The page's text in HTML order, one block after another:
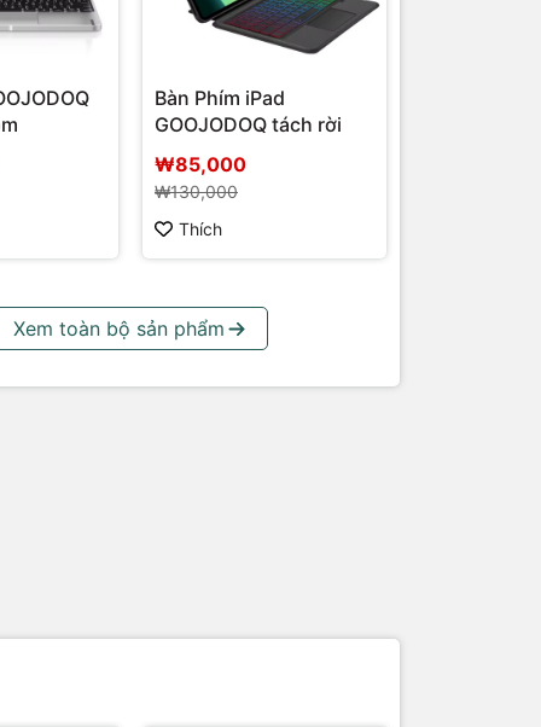
Bàn Phím iPad
GOOJODOQ tách rời
₩85,000
₩130,000
Thích
Xem toàn bộ sản phẩm